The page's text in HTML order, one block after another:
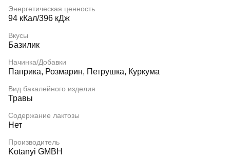
Энергетическая ценность
94 кКал/396 кДж
Вкусы
Базилик
Начинка/Добавки
Паприка, Розмарин, Петрушка, Куркума
Вид бакалейного изделия
Травы
Содержание лактозы
Нет
Производитель
Kotanyi GMBH